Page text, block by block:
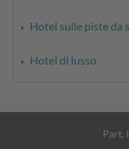
Hotel sulle piste da
Hotel di lusso
Part.